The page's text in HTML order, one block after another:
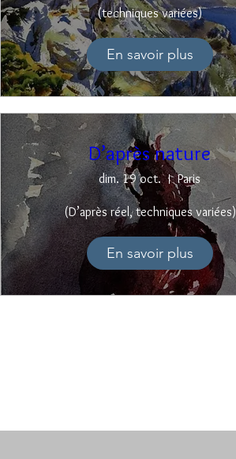
(techniques variées)
En savoir plus
D’après nature
dim. 19 oct. Paris
(D’après réel, techniques variées)
En savoir plus